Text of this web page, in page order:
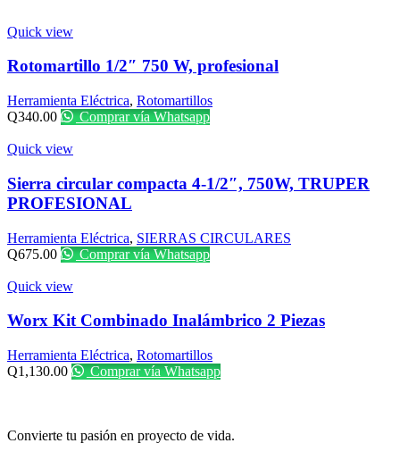
Quick view
Rotomartillo 1/2″ 750 W, profesional
Herramienta Eléctrica, Rotomartillos
Q340.00 Comprar vía Whatsapp
Quick view
Sierra circular compacta 4-1/2″, 750W, TRUPER
PROFESIONAL
Herramienta Eléctrica, SIERRAS CIRCULARES
Q675.00 Comprar vía Whatsapp
Quick view
Worx Kit Combinado Inalámbrico 2 Piezas
Herramienta Eléctrica, Rotomartillos
Q1,130.00 Comprar vía Whatsapp
Convierte tu pasión en proyecto de vida.